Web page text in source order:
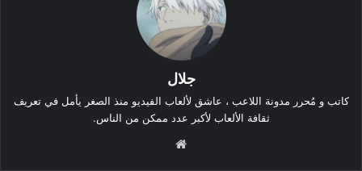
جلال
كاتب و مُحرر مدونة اللاعب ، عاشق لألعاب الفيديو منذ الصغر يأمل في تعريف
ثقافة الألعاب لأكبر عدد ممكن من الناس.